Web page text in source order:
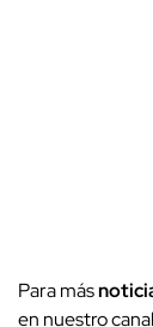
Para más
en nuestro